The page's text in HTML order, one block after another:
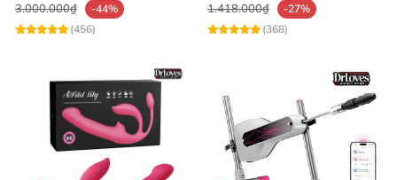
3.000.000₫
-44%
(456)
1.418.000₫
-27%
(368)